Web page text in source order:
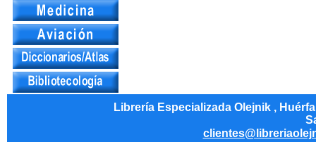
Librería Especializada Olejnik ,